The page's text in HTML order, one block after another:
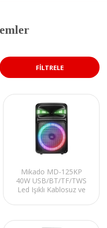
FİLTRELE
Mikado MD-125KP
40W USB/BT/TF/TWS
Led Işıklı Kablosuz ve
Toplantı-Parti Hoparlör